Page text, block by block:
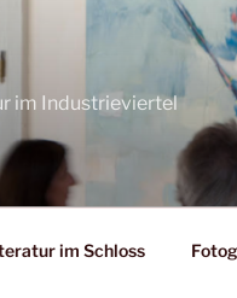
im Industrieviertel
im Schloss